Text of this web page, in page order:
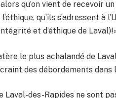
qu’on vient de recevoir
qu’ils s’adressent à
et d’éthique de
le plus achalandé de
des débordements dans
Laval-des-Rapides ne sont